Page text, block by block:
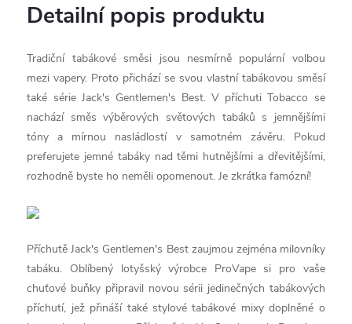
Detailní popis produktu
Tradiční tabákové směsi jsou nesmírně populární volbou
mezi vapery. Proto přichází se svou vlastní tabákovou směsí
také série Jack's Gentlemen's Best. V příchuti Tobacco se
nachází směs výběrových světových tabáků s jemnějšími
tóny a mírnou nasládlostí v samotném závěru. Pokud
preferujete jemné tabáky nad těmi hutnějšími a dřevitějšími,
rozhodně byste ho neměli opomenout. Je zkrátka famózní!
Příchutě Jack's Gentlemen's Best zaujmou zejména milovníky
tabáku. Oblíbený lotyšský výrobce ProVape si pro vaše
chuťové buňky připravil novou sérii jedinečných tabákových
příchutí, jež přináší také stylové tabákové mixy doplněné o